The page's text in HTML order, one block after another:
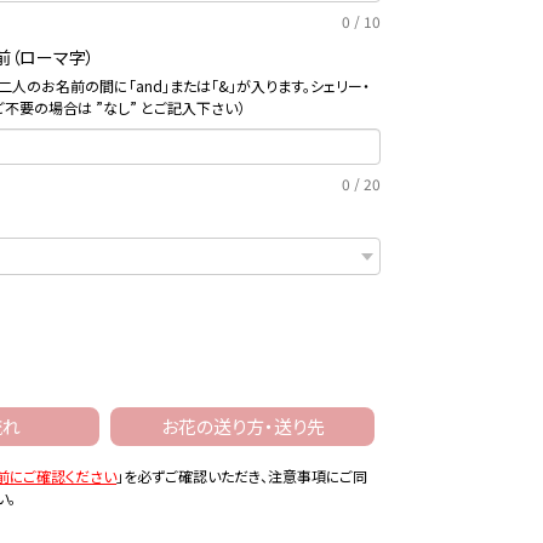
0 / 10
ローマ字）
お名前の間に「and」または「&」が入ります。シェリー・
要の場合は ”なし” とご記入下さい）
0 /20
お花の送り方・送り先
にご確認ください」を必ずご確認いただき、注意事項にご同